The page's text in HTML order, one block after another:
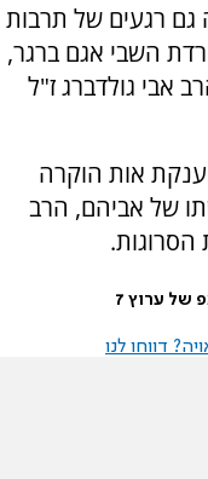
גם רגעים של תרבות
השבי אגם ברגר,
אבי גולדברג ז"ל
אות הוקרה
של אביהם, הרב
הסרוגות.
של ערוץ 7
דווחו לנו